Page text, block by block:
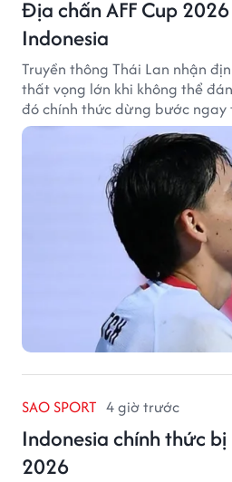
Địa chấn AFF Cup
Indonesia
Truyền thông Thái Lan nhận
thất vọng lớn khi không thể
đó chính thức dừng bước ngay
2026.
SAO SPORT 4 giờ trước
Indonesia chính thức bị
2026